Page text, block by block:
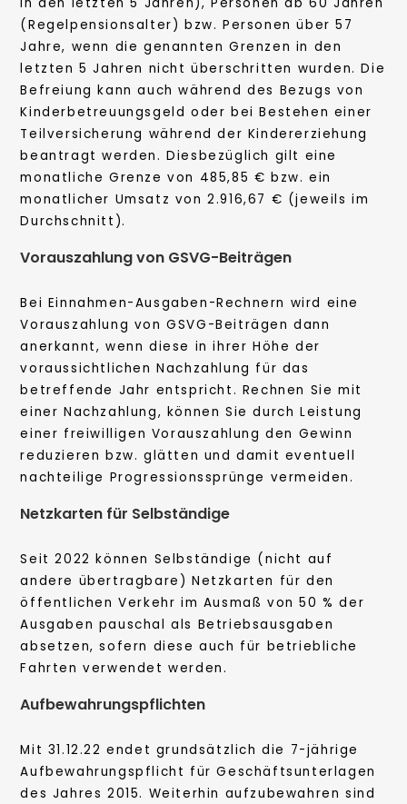
in den letzten 5 Jahren), Personen ab 60 Jahren
(Regelpensionsalter) bzw. Personen über 57
Jahre, wenn die genannten Grenzen in den
letzten 5 Jahren nicht überschritten wurden. Die
Befreiung kann auch während des Bezugs von
Kinderbetreuungsgeld oder bei Bestehen einer
Teilversicherung während der Kindererziehung
beantragt werden. Diesbezüglich gilt eine
monatliche Grenze von 485,85 € bzw. ein
monatlicher Umsatz von 2.916,67 € (jeweils im
Durchschnitt).
Vorauszahlung von GSVG-Beiträgen
Bei Einnahmen-Ausgaben-Rechnern wird eine
Vorauszahlung von GSVG-Beiträgen dann
anerkannt, wenn diese in ihrer Höhe der
voraussichtlichen Nachzahlung für das
betreffende Jahr entspricht. Rechnen Sie mit
einer Nachzahlung, können Sie durch Leistung
einer freiwilligen Vorauszahlung den Gewinn
reduzieren bzw. glätten und damit eventuell
nachteilige Progressionssprünge vermeiden.
Netzkarten für Selbständige
Seit 2022 können Selbständige (nicht auf
andere übertragbare) Netzkarten für den
öffentlichen Verkehr im Ausmaß von 50 % der
Ausgaben pauschal als Betriebsausgaben
absetzen, sofern diese auch für betriebliche
Fahrten verwendet werden.
Aufbewahrungspflichten
Mit 31.12.22 endet grundsätzlich die 7-jährige
Aufbewahrungspflicht für Geschäftsunterlagen
des Jahres 2015. Weiterhin aufzubewahren sind